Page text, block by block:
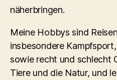
näherbringen.
Meine Hobbys sind
insbesondere
sowie recht und schlecht
Tiere und die Natur, und